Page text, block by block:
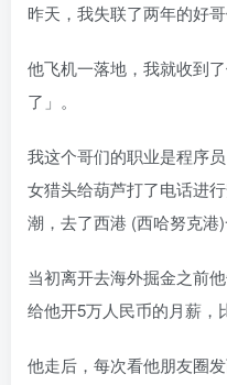
昨天，我失联了两年的好哥
他飞机一落地，我就收到
了」。
我这个哥们的职业是程序
女猎头给葫芦打了电话进
潮，去了西港 (西哈努克港)
当初离开去海外掘金之前
给他开5万人民币的月薪，
他走后，每次看他朋友圈